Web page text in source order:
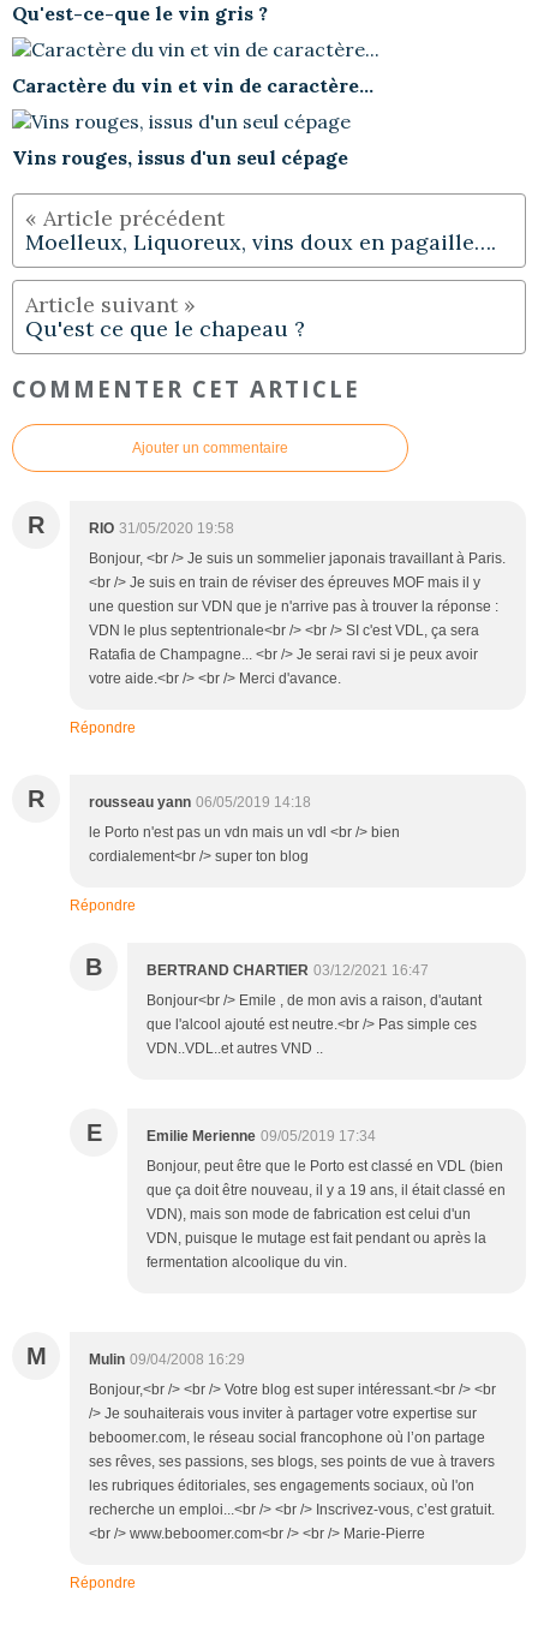
Qu'est-ce-que le vin gris ?
Caractère du vin et vin de caractère...
Vins rouges, issus d'un seul cépage
Moelleux, Liquoreux, vins doux en pagaille….
Qu'est ce que le chapeau ?
COMMENTER CET ARTICLE
Ajouter un commentaire
R RIO 31/05/2020 19:58
Bonjour, <br /> Je suis un sommelier japonais travaillant à Paris.
<br /> Je suis en train de réviser des épreuves MOF mais il y
une question sur VDN que je n'arrive pas à trouver la réponse :
VDN le plus septentrionale<br /> <br /> SI c'est VDL, ça sera
Ratafia de Champagne... <br /> Je serai ravi si je peux avoir
votre aide.<br /> <br /> Merci d'avance.
Répondre
R rousseau yann 06/05/2019 14:18
le Porto n'est pas un vdn mais un vdl <br /> bien
cordialement<br /> super ton blog
Répondre
B BERTRAND CHARTIER 03/12/2021 16:47
Bonjour<br /> Emile , de mon avis a raison, d'autant
que l'alcool ajouté est neutre.<br /> Pas simple ces
VDN..VDL..et autres VND ..
E Emilie Merienne 09/05/2019 17:34
Bonjour, peut être que le Porto est classé en VDL (bien
que ça doit être nouveau, il y a 19 ans, il était classé en
VDN), mais son mode de fabrication est celui d'un
VDN, puisque le mutage est fait pendant ou après la
fermentation alcoolique du vin.
M Mulin 09/04/2008 16:29
Bonjour,<br /> <br /> Votre blog est super intéressant.<br /> <br
/> Je souhaiterais vous inviter à partager votre expertise sur
beboomer.com, le réseau social francophone où l’on partage
ses rêves, ses passions, ses blogs, ses points de vue à travers
les rubriques éditoriales, ses engagements sociaux, où l'on
recherche un emploi...<br /> <br /> Inscrivez-vous, c’est gratuit.
<br /> www.beboomer.com<br /> <br /> Marie-Pierre
Répondre